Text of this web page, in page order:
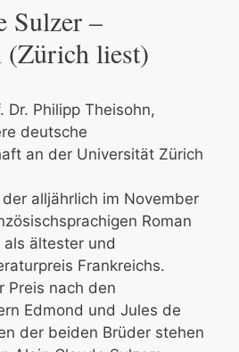
Sulzer –
(Zürich liest)
Dr. Philipp Theisohn,
deutsche
an der Universität Zürich
alljährlich im November
Roman
ältester und
Frankreichs.
Preis nach den
Edmond und Jules de
der beiden Brüder stehen